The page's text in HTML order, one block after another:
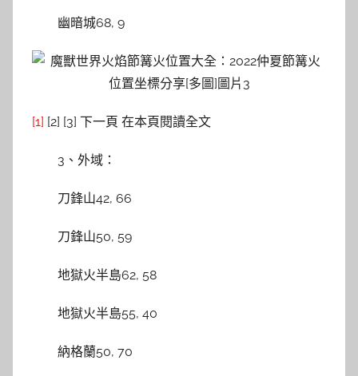
幽暗城68, 9
[1] [2] [3] 下一頁 在本頁閱讀全文
3、外域：
刀鋒山42, 66
刀鋒山50, 59
地獄火半島62, 58
地獄火半島55, 40
納格蘭50, 70